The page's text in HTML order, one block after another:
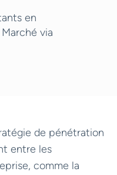
en
via
de pénétration
entre les
comme la